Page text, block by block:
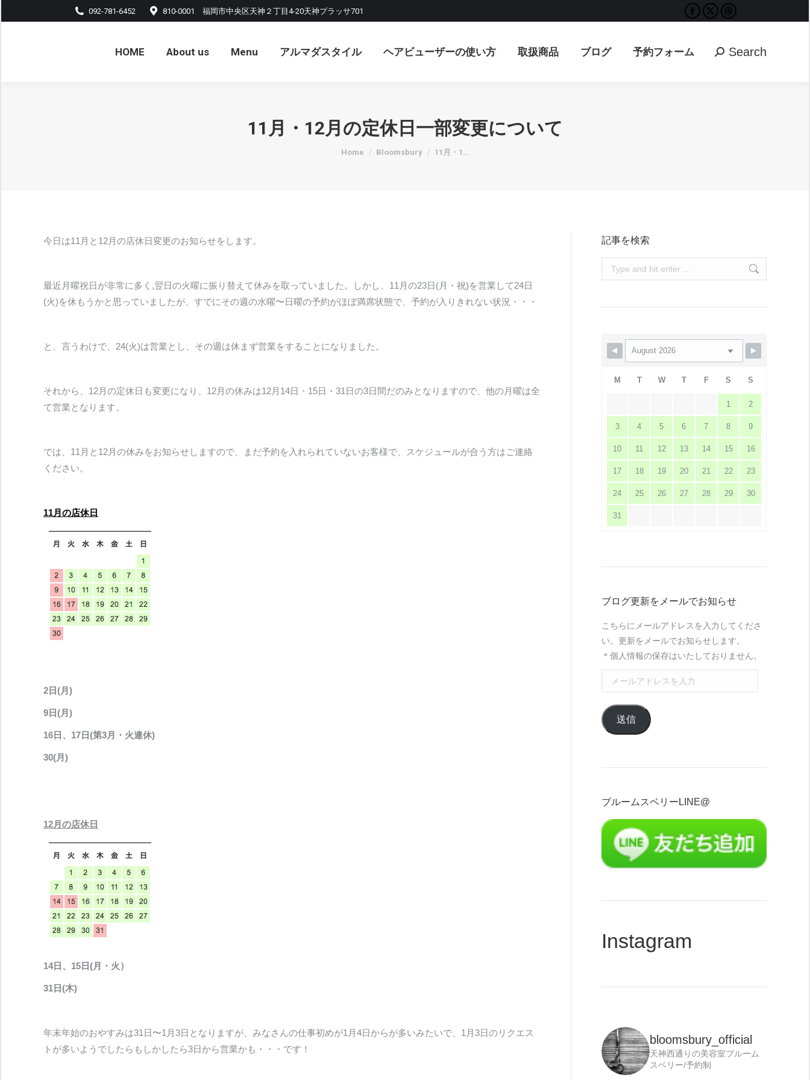
092-781-6452 810-0001 福岡市中央区天神２丁目4-20天神プラッサ701
Facebook
X
opens
Dribbble
opens
HOME About us Menu アルマダスタイル ヘアビューザーの使い方 取扱商品 ブログ 予約フォーム Search:Search
11月・12月の定休日一部変更について
You are here:
Home Bloomsbury 11月・1…
今日は11月と12月の店休日変更のお知らせをします。
最近月曜祝日が非常に多く,翌日の火曜に振り替えて休みを取っていました。しかし、11月の23日(月・祝)を営業して24日
(火)を休もうかと思っていましたが、すでにその週の水曜〜日曜の予約がほぼ満席状態で、予約が入りきれない状況・・・
と、言うわけで、24(火)は営業とし、その週は休まず営業をすることになりました。
それから、12月の定休日も変更になり、12月の休みは12月14日・15日・31日の3日間だのみとなりますので、他の月曜は全
て営業となります。
では、11月と12月の休みをお知らせしますので、まだ予約を入れられていないお客様で、スケジュールが合う方はご連絡
ください。
11月の店休日
2日(月)
9日(月)
16日、17日(第3月・火連休)
30(月)
12月の店休日
14日、15日(月・火）
31日(木)
年末年始のおやすみは31日〜1月3日となりますが、みなさんの仕事初めが1月4日からが多いみたいで、1月3日のリクエス
トが多いようでしたらもしかしたら3日から営業かも・・・です！
記事を検索
Search:
M T W T F S S
1 2
3 4 5 6 7 8 9
10 11 12 13 14 15 16
17 18 19 20 21 22 23
24 25 26 27 28 29 30
31
ブログ更新をメールでお知らせ
こちらにメールアドレスを入力してくださ
い。更新をメールでお知らせします。
＊個人情報の保存はいたしておりません。
ー
ル
ア
ス
入
送信
ブルームスベリーLINE@
Instagram
bloomsbury_official
天神西通りの美容室ブルーム
スベリー/予約制
HOME About us Menu アルマダスタイル ヘアビューザーの使い方 取扱商品 ブログ 予約フォーム Search:
Search